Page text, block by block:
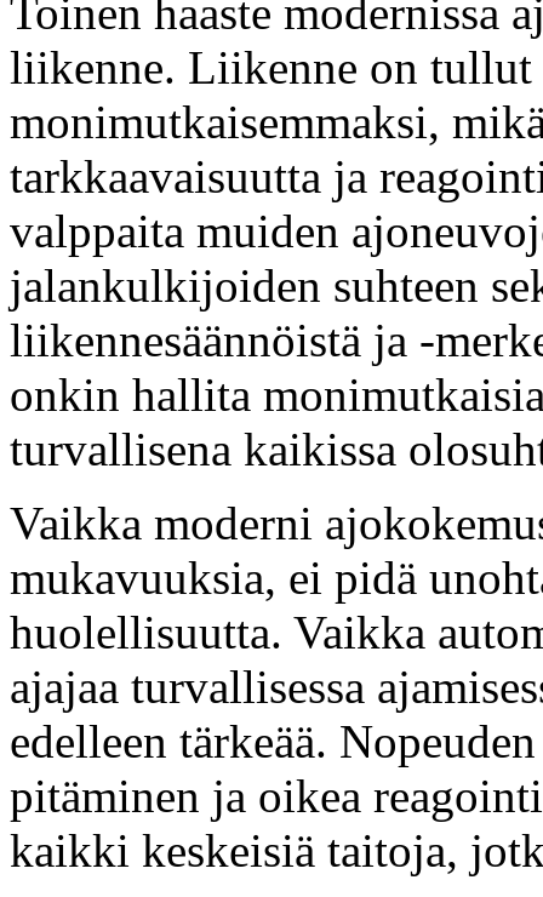
Toinen haaste modernissa
liikenne. Liikenne on tullut
monimutkaisemmaksi,
tarkkaavaisuutta ja
valppaita muiden
jalankulkijoiden suhteen
liikennesäännöistä ja -
onkin hallita
turvallisena kaikissa
Vaikka moderni
mukavuuksia, ei pidä
huolellisuutta. Vaikka
ajajaa turvallisessa
edelleen tärkeää.
pitäminen ja oikea
kaikki keskeisiä taitoja,